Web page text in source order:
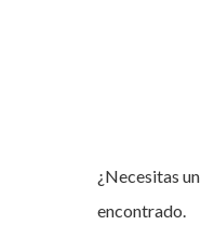
¿Necesitas un
encontrado.